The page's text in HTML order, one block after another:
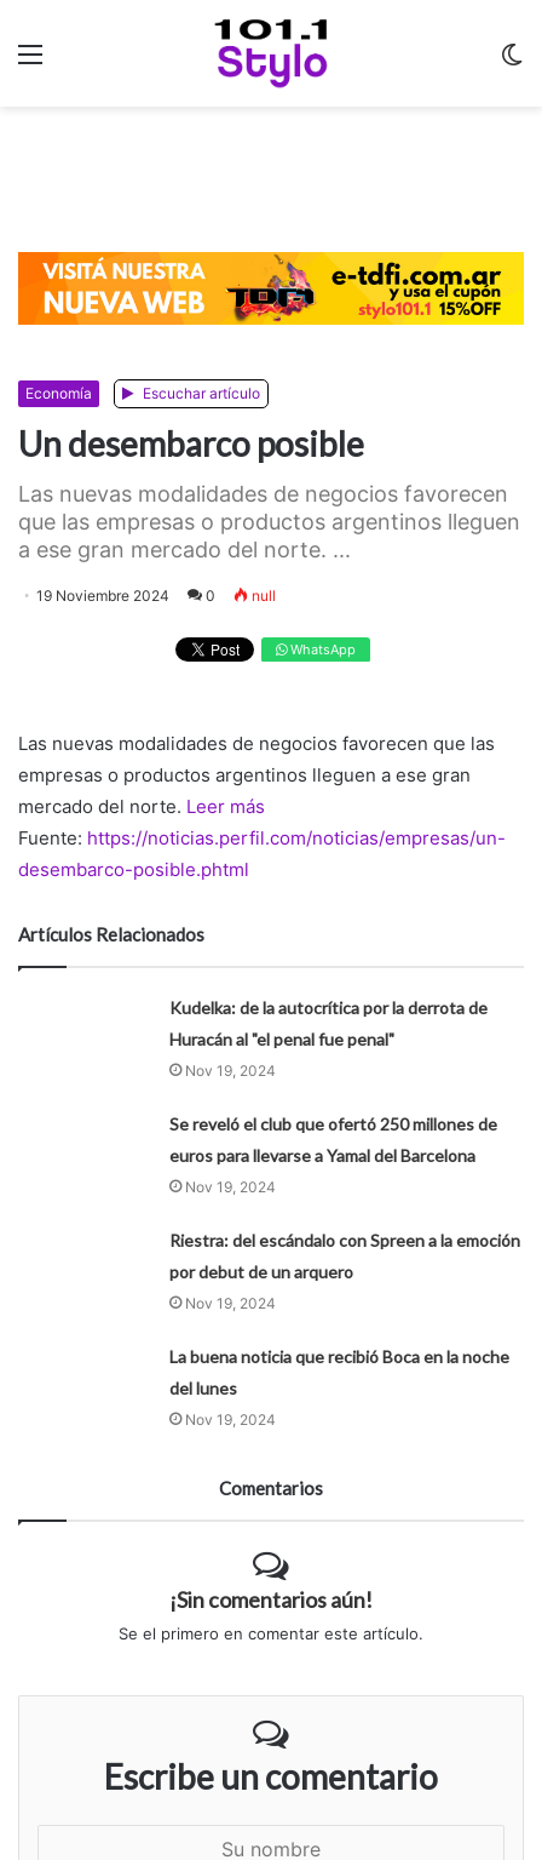
Economía Escuchar artículo
Un desembarco posible
Las nuevas modalidades de negocios favorecen
que las empresas o productos argentinos lleguen
a ese gran mercado del norte. ...
19 Noviembre 2024 0 null
WhatsApp
Las nuevas modalidades de negocios favorecen que las
empresas o productos argentinos lleguen a ese gran
mercado del norte. Leer más
Fuente: https://noticias.perfil.com/noticias/empresas/un-
desembarco-posible.phtml
Artículos Relacionados
Kudelka: de la autocrítica por la derrota de
Huracán al "el penal fue penal"
Nov 19, 2024
Se reveló el club que ofertó 250 millones de
euros para llevarse a Yamal del Barcelona
Nov 19, 2024
Riestra: del escándalo con Spreen a la emoción
por debut de un arquero
Nov 19, 2024
La buena noticia que recibió Boca en la noche
del lunes
Nov 19, 2024
Comentarios
¡Sin comentarios aún!
Se el primero en comentar este artículo.
Escribe un comentario